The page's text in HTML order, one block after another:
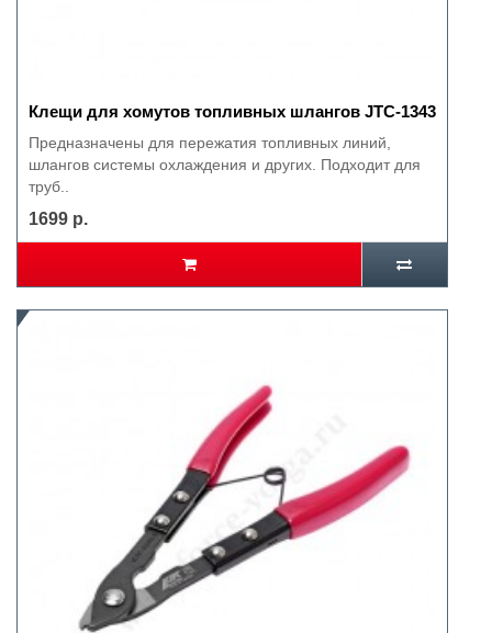
Клещи для хомутов топливных шлангов JTC-1343
Предназначены для пережатия топливных линий,
шлангов системы охлаждения и других. Подходит для
труб..
1699 р.